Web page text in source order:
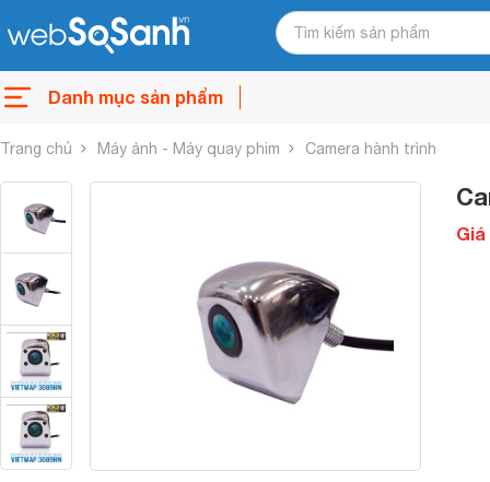
Danh mục sản phẩm
Trang chủ Máy ảnh - Máy quay phim Camera hành trình